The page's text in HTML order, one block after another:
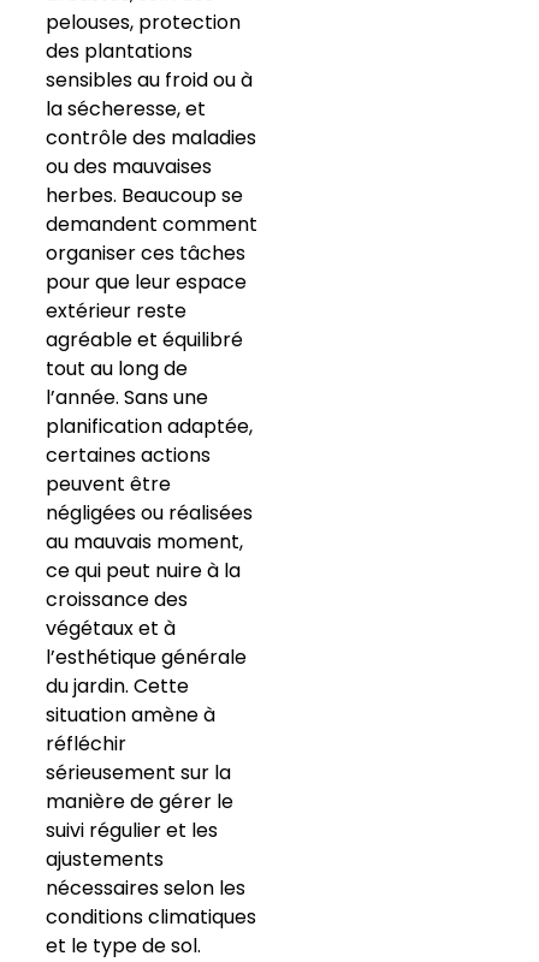
pelouses, protection
des plantations
sensibles au froid ou à
la sécheresse, et
contrôle des maladies
ou des mauvaises
herbes. Beaucoup se
demandent comment
organiser ces tâches
pour que leur espace
extérieur reste
agréable et équilibré
tout au long de
l’année. Sans une
planification adaptée,
certaines actions
peuvent être
négligées ou réalisées
au mauvais moment,
ce qui peut nuire à la
croissance des
végétaux et à
l’esthétique générale
du jardin. Cette
situation amène à
réfléchir
sérieusement sur la
manière de gérer le
suivi régulier et les
ajustements
nécessaires selon les
conditions climatiques
et le type de sol.